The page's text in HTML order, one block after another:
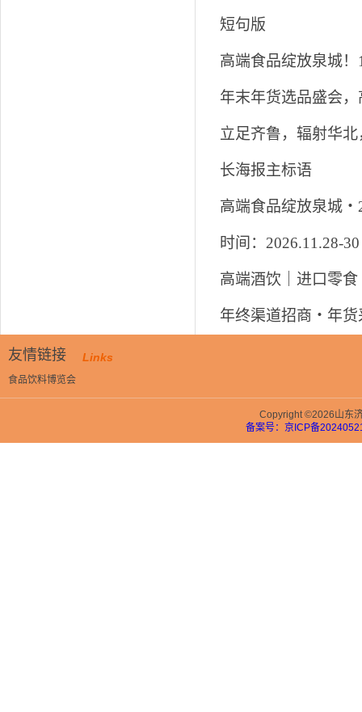
短句版
高端食品绽放泉城
年末年货选品盛会
立足齐鲁，辐射华
长海报主标语
高端食品绽放泉城
时间：2026.11.28-
高端酒饮｜进口零
年终渠道招商・年
友情链接 Links
食品饮料博览会
Copyright ©2026山东
备案号：京ICP备